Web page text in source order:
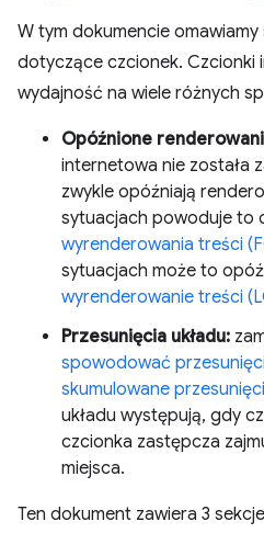
W tym dokumencie
dotyczące czcionek. Czcionki
wydajność na wiele różnych
Opóźnione
internetowa nie została
zwykle opóźniają
sytuacjach powoduje to
wyrenderowania treści
sytuacjach może to
wyrenderowanie treści
Przesunięcia układu:
spowodować
skumulowane
układu występują, gdy
czcionka zastępcza
miejsca.
Ten dokument zawiera 3